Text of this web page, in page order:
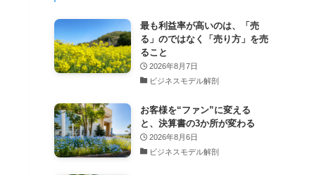
最も利益率が高いのは、「売
る」のではなく「売り方」を売
ること
2026年8月7日
ビジネスモデル解剖
お客様を“ファン”に変える
と、決算書の3か所が変わる
2026年8月6日
ビジネスモデル解剖